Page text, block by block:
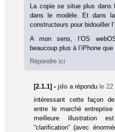
La copie se situe plus dans
dans le modèle. Et dans
constructeurs pour bidouiller
A mon sens, l’OS
beaucoup plus à l’iPhone que
Répondre ici
[2.1.1] - jdo a répondu le
intéressant cette façon
entre le marché
meilleure illustration
“clarification” (avec